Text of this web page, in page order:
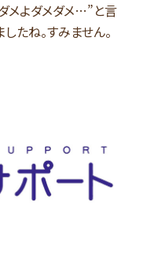
メよダメダメ…”と言
たね。すみません。